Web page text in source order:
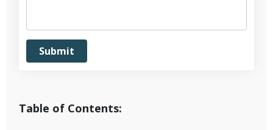
Table of Contents: